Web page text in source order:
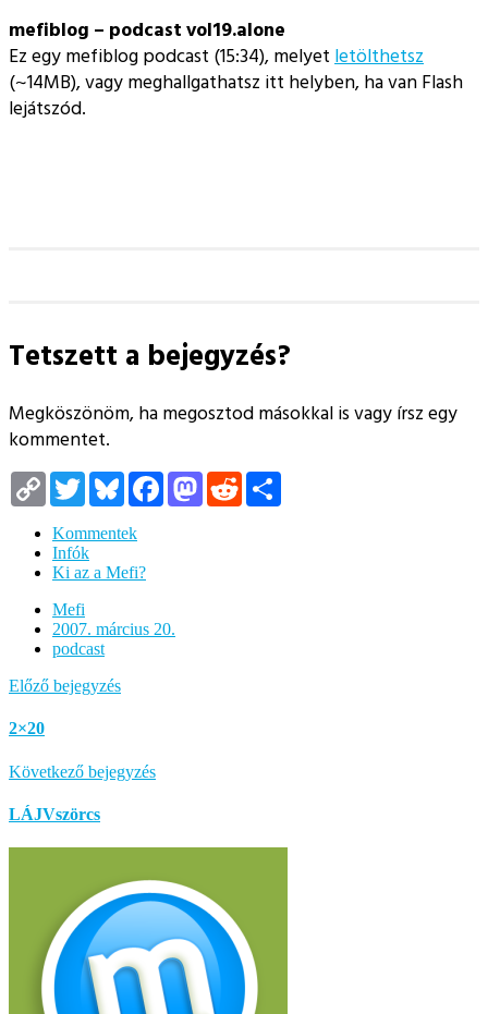
mefiblog – podcast vol19.alone
Ez egy mefiblog podcast (15:34), melyet letölthetsz
(~14MB), vagy meghallgathatsz itt helyben, ha van Flash
lejátszód.
Tetszett a bejegyzés?
Megköszönöm, ha megosztod másokkal is vagy írsz egy
kommentet.
Copy
Link
TwitterBlueskyFacebookMastodon
Reddit
Kommentek
Infók
Ki az a Mefi?
Mefi
2007. március 20.
podcast
Előző bejegyzés
2×20
Következő bejegyzés
LÁJVszörcs